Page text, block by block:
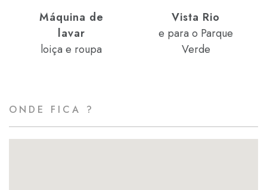
Máquina de
lavar
loiça e roupa
Vista Rio
e para o Parque
Verde
ONDE FICA ?